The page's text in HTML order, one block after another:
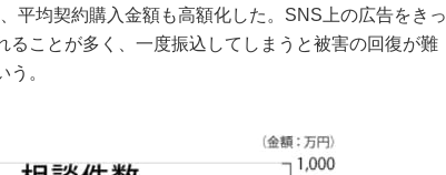
平均契約購入金額も高額化した。SNS上の広告をきっ
ることが多く、一度振込してしまうと被害の回復が難
。